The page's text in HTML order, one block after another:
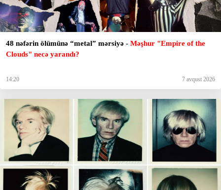
48 nəfərin ölümünə “metal” mərsiyə - Məşhur "Empire of the
Clouds" necə yarandı?
14:20 7 avqust 2026